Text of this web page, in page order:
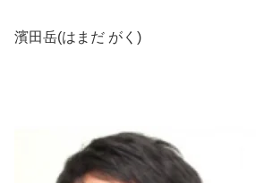
濱田岳(はまだ がく)